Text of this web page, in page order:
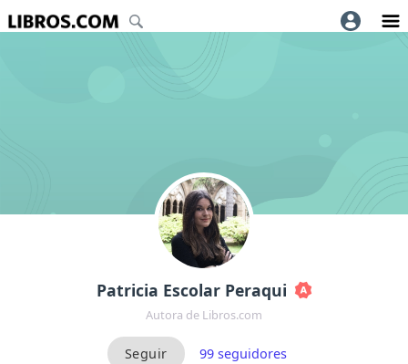
Patricia Escolar Peraqui
Autora de Libros.com
99seguidores